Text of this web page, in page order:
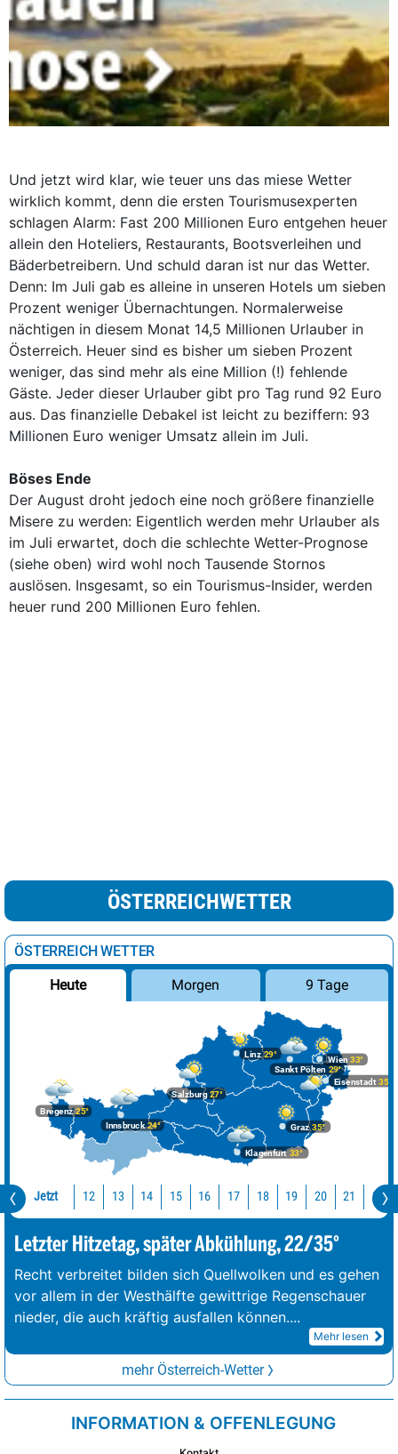
Und jetzt wird klar, wie teuer uns das miese Wetter
wirklich kommt, denn die ersten Tourismusexperten
schlagen Alarm: Fast 200 Millionen Euro entgehen heuer
allein den Hoteliers, Restaurants, Bootsverleihen und
Bäderbetreibern. Und schuld daran ist nur das Wetter.
Denn: Im Juli gab es alleine in unseren Hotels um sieben
Prozent weniger Übernachtungen. Normalerweise
nächtigen in diesem Monat 14,5 Millionen Urlauber in
Österreich. Heuer sind es bisher um sieben Prozent
weniger, das sind mehr als eine Million (!) fehlende
Gäste. Jeder dieser Urlauber gibt pro Tag rund 92 Euro
aus. Das finanzielle Debakel ist leicht zu beziffern: 93
Millionen Euro weniger Umsatz allein im Juli.
Böses Ende
Der August droht jedoch eine noch größere finanzielle
Misere zu werden: Eigentlich werden mehr Urlauber als
im Juli erwartet, doch die schlechte Wetter-Prognose
(siehe oben) wird wohl noch Tausende Stornos
auslösen. Insgesamt, so ein Tourismus-Insider, werden
heuer rund 200 Millionen Euro fehlen.
ÖSTERREICHWETTER
ÖSTERREICH WETTER
Heute Morgen 9 Tage
Bregenz25°
Graz35°
Innsbruck24°
Klagenfurt 33°
Linz29°
Salzburg27°
Wien 33°
Eisenstadt 35°
Sankt Pölten 29°
Jetzt 12 13 14 15 16 17 18 19 20 21 22
Letzter Hitzetag, später Abkühlung, 22/35°
Recht verbreitet bilden sich Quellwolken und es gehen
vor allem in der Westhälfte gewittrige Regenschauer
nieder, die auch kräftig ausfallen können....
Mehr lesen
mehr Österreich-Wetter
INFORMATION & OFFENLEGUNG